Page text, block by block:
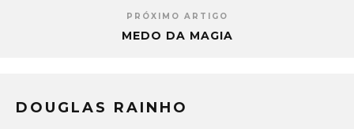
PRÓXIMO ARTIGO
MEDO DA MAGIA
DOUGLAS RAINHO